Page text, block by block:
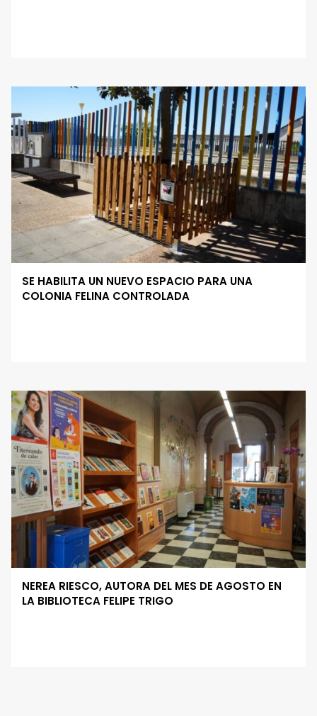
SE HABILITA UN NUEVO ESPACIO PARA UNA
COLONIA FELINA CONTROLADA
NEREA RIESCO, AUTORA DEL MES DE AGOSTO EN
LA BIBLIOTECA FELIPE TRIGO